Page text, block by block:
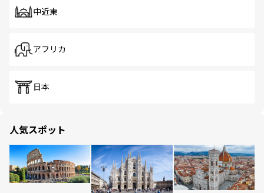
中近東
アフリカ
日本
人気スポット